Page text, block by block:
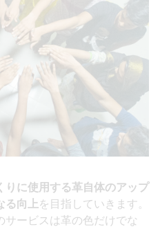
りに使用する革自体のアップ
る向上を目指していきます。
サービスは革の色だけでな